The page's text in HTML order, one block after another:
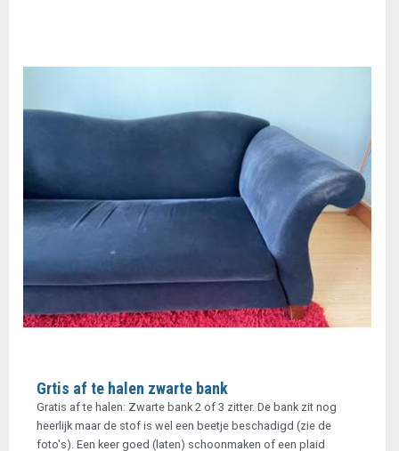
Grtis af te halen zwarte bank
Gratis af te halen: Zwarte bank 2 of 3 zitter. De bank zit nog
heerlijk maar de stof is wel een beetje beschadigd (zie de
foto's). Een keer goed (laten) schoonmaken of een plaid